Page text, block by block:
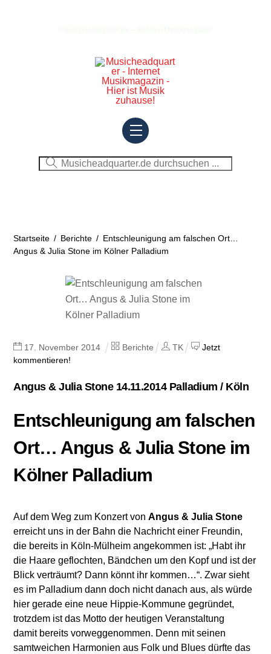
Menu
Startseite / Berichte / Entschleunigung am falschen Ort…
Angus & Julia Stone im Kölner Palladium
17 November 2014 Berichte TK
Jetzt
kommentieren!
Angus & Julia Stone 14.11.2014 Palladium / Köln
Entschleunigung am falschen
Ort… Angus & Julia Stone im
Kölner Palladium
Auf dem Weg zum Konzert vonAngus & Julia Stone
erreicht uns in der Bahn die Nachricht einer Freundin,
die bereits in Köln-Mülheim angekommen ist: „Habt ihr
die Haare geflochten, Bändchen um den Kopf und ist der
Blick verträumt? Dann könnt ihr kommen…“. Zwar sieht
es im Palladium dann doch nicht danach aus, als würde
hier gerade eine neue Hippie-Kommune gegründet,
trotzdem ist das Motto der heutigen Veranstaltung
damit bereits vorweggenommen. Denn mit seinen
samtweichen Harmonien aus Folk und Blues dürfte das